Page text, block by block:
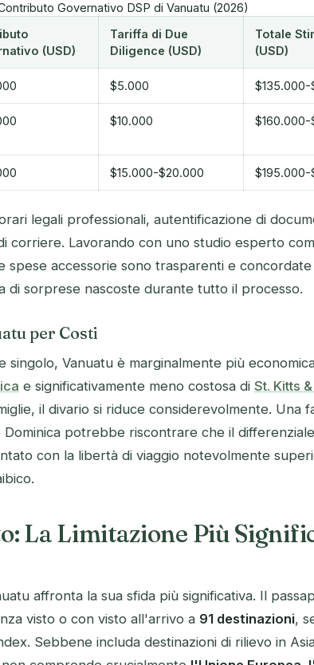
Governativo DSP di Vanuatu (2026)
(USD)
Tariffa di Due
Diligence (USD)
Totale
(USD)
$5.000 $135.000-
$10.000 $160.000-
$15.000-$20.000 $195.000-
legali professionali, autentificazione di
corriere. Lavorando con uno studio esperto
spese accessorie sono trasparenti e concordate
di sorprese nascoste durante tutto il processo.
per Costi
singolo, Vanuatu è marginalmente più
e significativamente meno costosa di St. Kitts
il divario si riduce considerevolmente. Una
potrebbe riscontrare che il
con la libertà di viaggio notevolmente
La Limitazione Più
affronta la sua sfida più significativa. Il
visto o con visto all'arrivo a 91 destinazioni,
Sebbene includa destinazioni di rilievo in